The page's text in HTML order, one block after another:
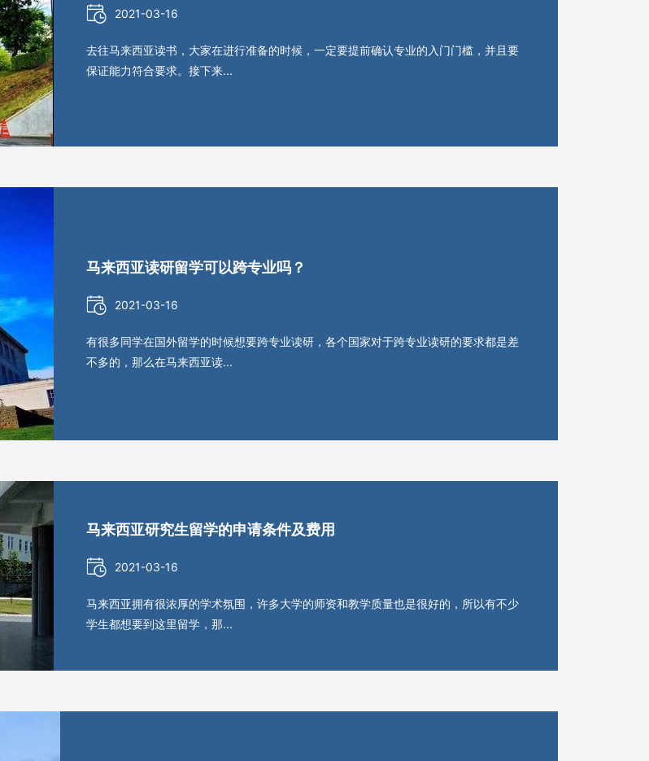
2021-03-16
去往马来西亚读书，大家在进行准备的时候，一定要提前确认专业的入门门槛，并且要
保证能力符合要求。接下来...
马来西亚读研留学可以跨专业吗？
2021-03-16
有很多同学在国外留学的时候想要跨专业读研，各个国家对于跨专业读研的要求都是差
不多的，那么在马来西亚读...
马来西亚研究生留学的申请条件及费用
2021-03-16
马来西亚拥有很浓厚的学术氛围，许多大学的师资和教学质量也是很好的，所以有不少
学生都想要到这里留学，那...